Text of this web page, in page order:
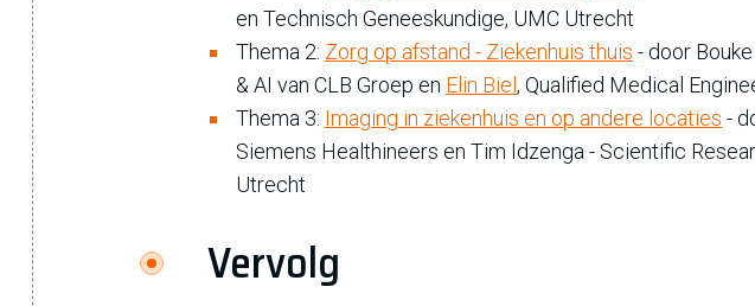
en Technisch Geneeskundige, UMC Utrecht
Thema 2: Zorg op afstand - Ziekenhuis thuis - door
& AI van CLB Groep en Elin Biel , Qualified Medical
Thema 3: Imaging in ziekenhuis en op andere locaties -
Siemens Healthineers en Tim Idzenga - Scientific
Utrecht
Vervolg